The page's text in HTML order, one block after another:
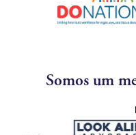
Somos um